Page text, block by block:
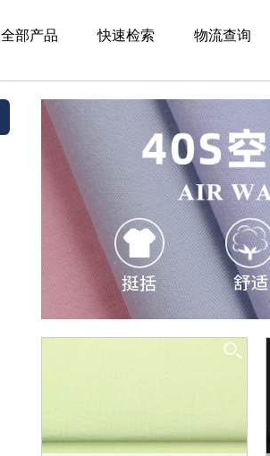
全部产品 快速检索 物流查询